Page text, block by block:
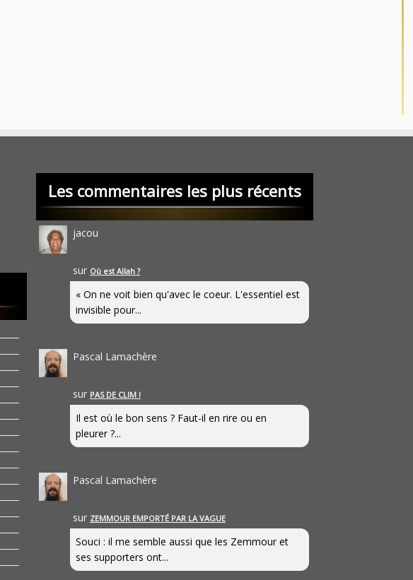
Les commentaires les plus récents
jacou
sur Où est Allah ?
« On ne voit bien qu'avec le coeur. L'essentiel est
invisible pour...
Pascal Lamachère
sur PAS DE CLIM !
Il est où le bon sens ? Faut-il en rire ou en
pleurer ?...
Pascal Lamachère
sur ZEMMOUR EMPORTÉ PAR LA VAGUE
Souci : il me semble aussi que les Zemmour et
ses supporters ont...